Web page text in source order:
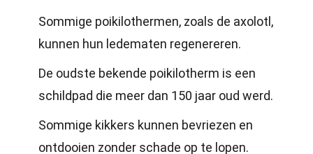
Sommige poikilothermen, zoals de axolotl,
kunnen hun ledematen regenereren.
De oudste bekende poikilotherm is een
schildpad die meer dan 150 jaar oud werd.
Sommige kikkers kunnen bevriezen en
ontdooien zonder schade op te lopen.